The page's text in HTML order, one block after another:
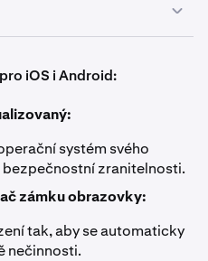
prstů nebo obličeje
uzamčení obrazovky,
uhodnutelných
iOS i Android:
systém svého
zranitelnosti.
zámku obrazovky:
tak, aby se automaticky
nečinnosti.